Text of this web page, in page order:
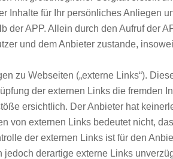
Inhalte für Ihr persönliches Anliegen
der APP. Allein durch den Aufruf der
und dem Anbieter zustande,
zu Webseiten („externe Links“).
der externen Links die fremden
ersichtlich. Der Anbieter hat
von externen Links bedeutet nicht,
der externen Links ist für den
derartige externe Links